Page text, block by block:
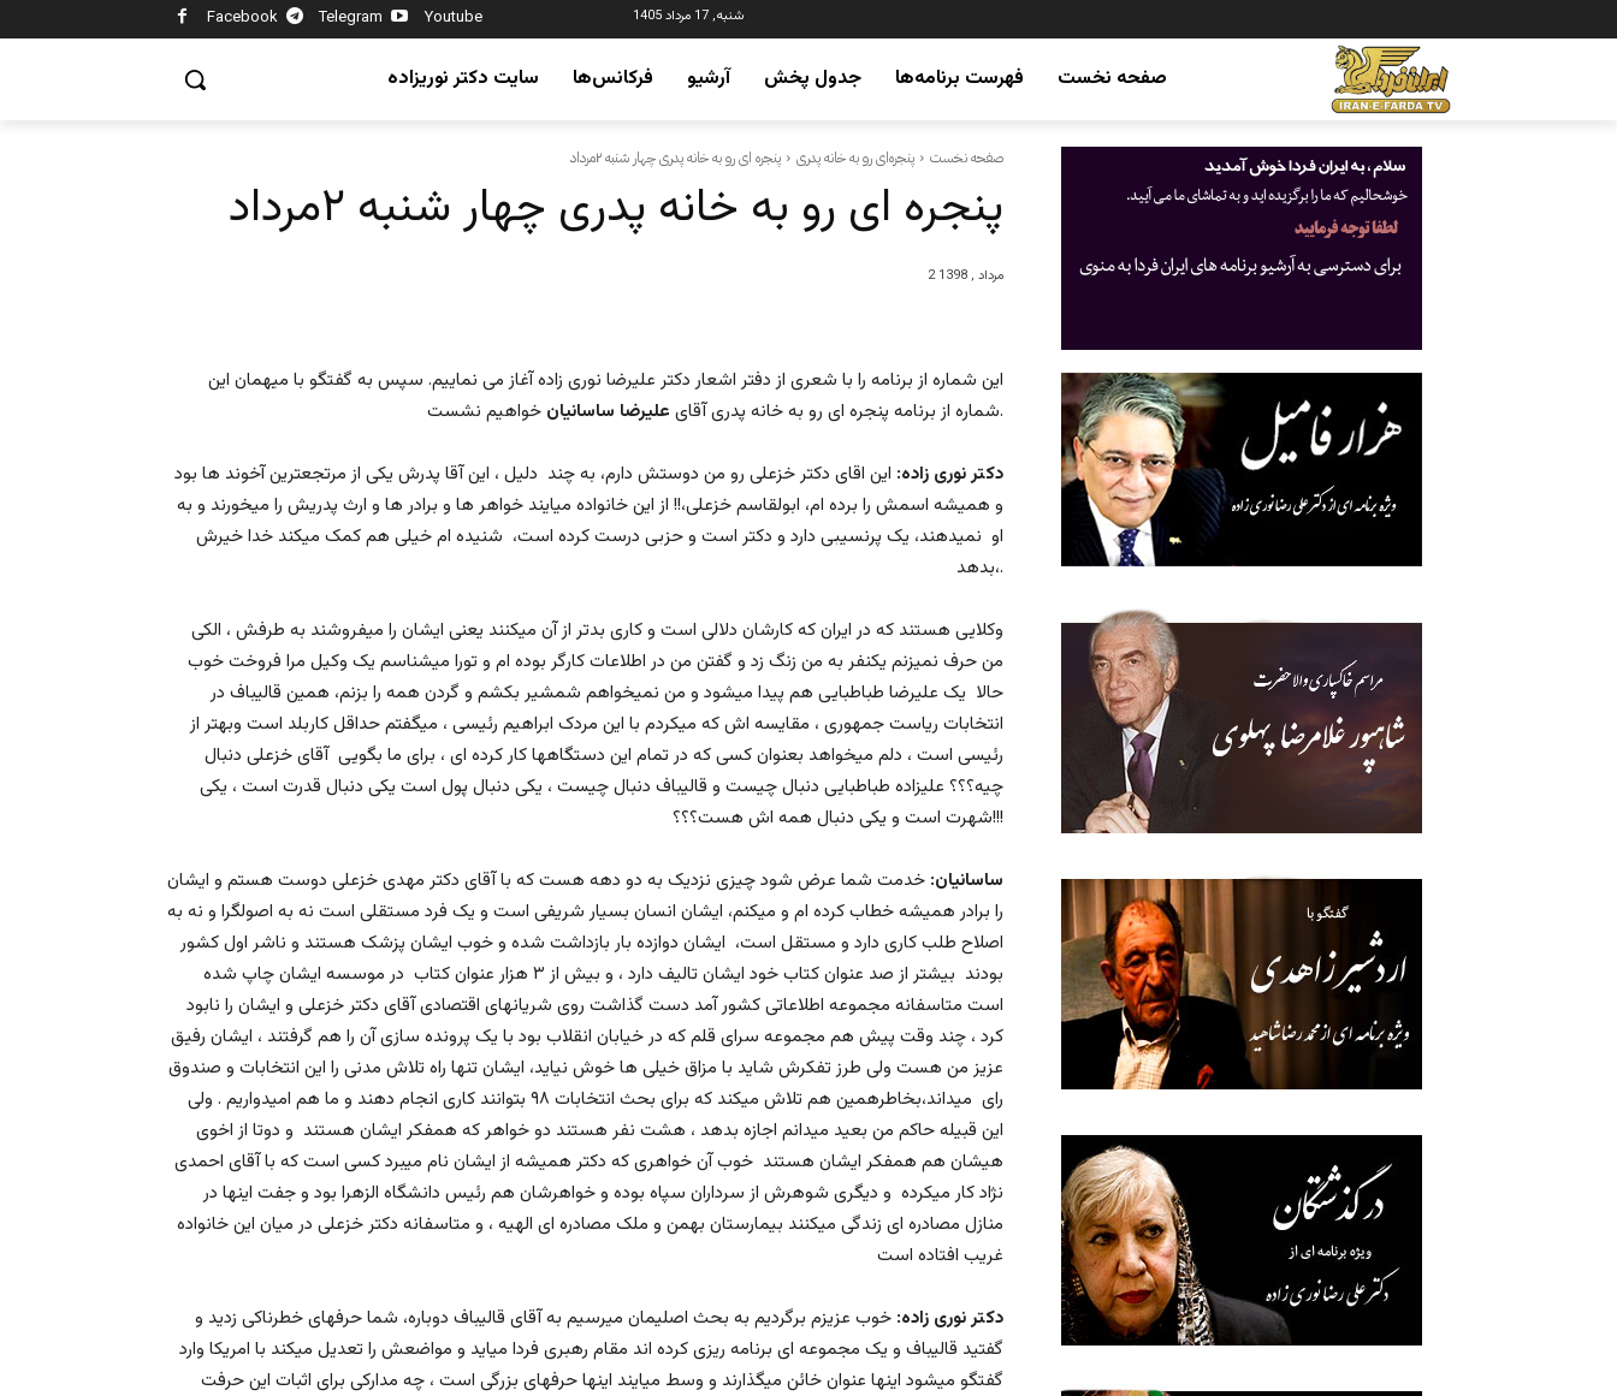
Facebook Telegram Youtube شنبه, 17 مرداد 1405
صفحه نخست فهرست برنامه‌ها جدول پخش آرشیو فرکانس‌ها سایت دکتر نوریزاده
صفحه نخست پنجره‌ای رو به خانه پدری پنجره ای رو به خانه پدری چهار شنبه ۲مرداد
پنجره ای رو به خانه پدری چهار شنبه ۲مرداد
2 مرداد , 1398
این شماره از برنامه را با شعری از دفتر اشعار دکتر علیرضا نوری زاده آغاز می نماییم. سپس به گفتگو با میهمان این
شماره از برنامه پنجره ای رو به خانه پدری آقای علیرضا ساسانیان خواهیم نشست.
دکتر نوری زاده: این اقای دکتر خزعلی رو من دوستش دارم، به چند دلیل ، این آقا پدرش یکی از مرتجعترین آخوند ها بود
و همیشه اسمش را برده ام، ابولقاسم خزعلی،!! از این خانواده میایند خواهر ها و برادر ها و ارث پدریش را میخورند و به
او نمیدهند، یک پرنسیبی دارد و دکتر است و حزبی درست کرده است، شنیده ام خیلی هم کمک میکند خدا خیرش
بدهد،.
وکلایی هستند که در ایران که کارشان دلالی است و کاری بدتر از آن میکنند یعنی ایشان را میفروشند به طرفش ، الکی
من حرف نمیزنم یکنفر به من زنگ زد و گفتن من در اطلاعات کارگر بوده ام و تورا میشناسم یک وکیل مرا فروخت خوب
حالا یک علیرضا طباطبایی هم پیدا میشود و من نمیخواهم شمشیر بکشم و گردن همه را بزنم، همین قالیباف در
انتخابات ریاست جمهوری ، مقایسه اش که میکردم با این مردک ابراهیم رئیسی ، میگفتم حداقل کاربلد است وبهتر از
رئیسی است ، دلم میخواهد بعنوان کسی که در تمام این دستگاهها کار کرده ای ، برای ما بگویی آقای خزعلی دنبال
چیه؟؟؟ علیزاده طباطبایی دنبال چیست و قالیباف دنبال چیست ، یکی دنبال پول است یکی دنبال قدرت است ، یکی
شهرت است و یکی دنبال همه اش هست؟؟؟!!!
ساسانیان: خدمت شما عرض شود چیزی نزدیک به دو دهه هست که با آقای دکتر مهدی خزعلی دوست هستم و ایشان
را برادر همیشه خطاب کرده ام و میکنم، ایشان انسان بسیار شریفی است و یک فرد مستقلی است نه به اصولگرا و نه به
اصلاح طلب کاری دارد و مستقل است، ایشان دوازده بار بازداشت شده و خوب ایشان پزشک هستند و ناشر اول کشور
بودند بیشتر از صد عنوان کتاب خود ایشان تالیف دارد ، و بیش از ۳ هزار عنوان کتاب در موسسه ایشان چاپ شده
است متاسفانه مجموعه اطلاعاتی کشور آمد دست گذاشت روی شریانهای اقتصادی آقای دکتر خزعلی و ایشان را نابود
کرد ، چند وقت پیش هم مجموعه سرای قلم که در خیابان انقلاب بود با یک پرونده سازی آن را هم گرفتند ، ایشان رفیق
عزیز من هست ولی طرز تفکرش شاید با مزاق خیلی ها خوش نیاید، ایشان تنها راه تلاش مدنی را این انتخابات و صندوق
رای میداند،بخاطرهمین هم تلاش میکند که برای بحث انتخابات ۹۸ بتوانند کاری انجام دهند و ما هم امیدواریم . ولی
این قبیله حاکم من بعید میدانم اجازه بدهد ، هشت نفر هستند دو خواهر که همفکر ایشان هستند و دوتا از اخوی
هیشان هم همفکر ایشان هستند خوب آن خواهری که دکتر همیشه از ایشان نام میبرد کسی است که با آقای احمدی
نژاد کار میکرده و دیگری شوهرش از سرداران سپاه بوده و خواهرشان هم رئیس دانشگاه الزهرا بود و جفت اینها در
منازل مصادره ای زندگی میکنند بیمارستان بهمن و ملک مصادره ای الهیه ، و متاسفانه دکتر خزعلی در میان این خانواده
غریب افتاده است
دکتر نوری زاده: خوب عزیزم برگردیم به بحث اصلیمان میرسیم به آقای قالیباف دوباره، شما حرفهای خطرناکی زدید و
گفتید قالیباف و یک مجموعه ای برنامه ریزی کرده اند مقام رهبری فردا میاید و مواضعش را تعدیل میکند با امریکا وارد
گفتگو میشود اینها عنوان خائن میگذارند و وسط میایند اینها حرفهای بزرگی است ، چه مدارکی برای اثبات این حرفت